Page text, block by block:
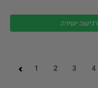
רכישה ישירה
1 2 3 4